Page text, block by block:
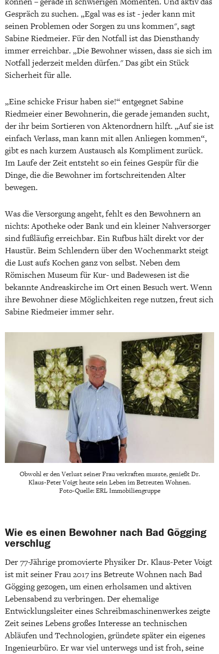
Gespräch zu suchen. „Egal was es ist - jeder kann mit
seinen Problemen oder Sorgen zu uns kommen", sagt
Sabine Riedmeier. Für den Notfall ist das Diensthandy
immer erreichbar. „Die Bewohner wissen, dass sie sich im
Notfall jederzeit melden dürfen." Das gibt ein Stück
Sicherheit für alle.
„Eine schicke Frisur haben sie!“ entgegnet Sabine
Riedmeier einer Bewohnerin, die gerade jemanden sucht,
der ihr beim Sortieren von Aktenordnern hilft. „Auf sie ist
einfach Verlass, man kann mit allen Anliegen kommen“,
gibt es nach kurzem Austausch als Kompliment zurück.
Im Laufe der Zeit entsteht so ein feines Gespür für die
Dinge, die die Bewohner im fortschreitenden Alter
bewegen.
Was die Versorgung angeht, fehlt es den Bewohnern an
nichts: Apotheke oder Bank und ein kleiner Nahversorger
sind fußläufig erreichbar. Ein Rufbus hält direkt vor der
Haustür. Beim Schlendern über den Wochenmarkt steigt
die Lust aufs Kochen ganz von selbst. Neben dem
Römischen Museum für Kur- und Badewesen ist die
bekannte Andreaskirche im Ort einen Besuch wert. Wenn
ihre Bewohner diese Möglichkeiten rege nutzen, freut sich
Sabine Riedmeier immer sehr.
Obwohl er den Verlust seiner Frau verkraften musste, genießt Dr.
Klaus-Peter Voigt heute sein Leben im Betreuten Wohnen.
Foto-Quelle: ERL Immobiliengruppe
Wie es einen Bewohner nach Bad Gögging
verschlug
Der 77-Jährige promovierte Physiker Dr. Klaus-Peter Voigt
ist mit seiner Frau 2017 ins Betreute Wohnen nach Bad
Gögging gezogen, um einen erholsamen und aktiven
Lebensabend zu verbringen. Der ehemalige
Entwicklungsleiter eines Schreibmaschinenwerkes zeigte
Zeit seines Lebens großes Interesse an technischen
Abläufen und Technologien, gründete später ein eigenes
Ingenieurbüro. Er war viel unterwegs und ist froh, seine